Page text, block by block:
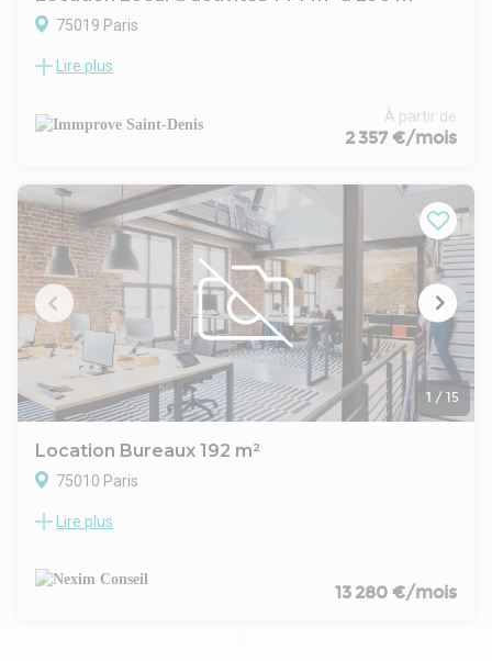
75019 Paris
Immprove vous propose des locaux à usage d'activités au
19ème arrondissement de Paris. Idéalement placé à 450 m
du métro "Laumière" ligne 5, des bus et boulevard
Lire plus
À partir de
2 357 €/mois
1 / 15
Location Bureaux 192 m²
75010 Paris
- Type de bail : Commercial
- Fiscalité : TVA
- Indice : ILAT
Lire plus
13 280 €/mois